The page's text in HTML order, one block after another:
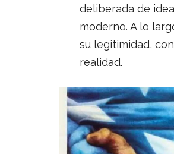
deliberada de
moderno. A lo
su legitimidad,
realidad.